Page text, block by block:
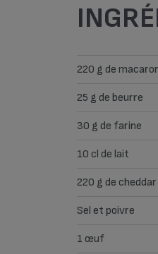
220 g de
25 g de beurre
30 g de farine
10 cl de lait
220 g de
Sel et poivre
1 œuf